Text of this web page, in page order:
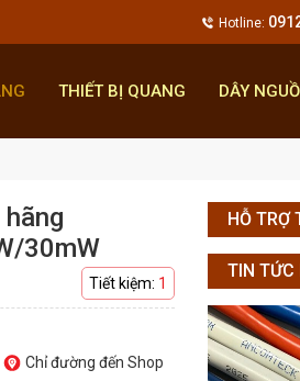
THIẾT BỊ QUANG DÂY
30mW
Tiết kiệm: 1
Chỉ đường đến Shop
HỖ TRỢ
TIN TỨC
Hotline: